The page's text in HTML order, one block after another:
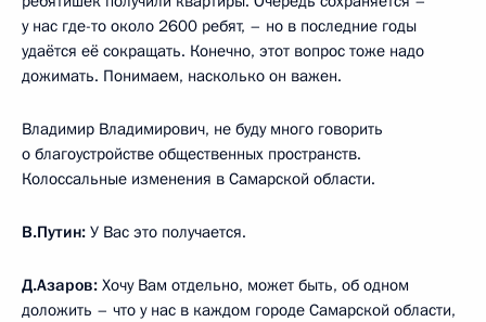
у нас где-то около 2600 ребят, – но в последние годы
удаётся её сокращать. Конечно, этот вопрос тоже надо
дожимать. Понимаем, насколько он важен.
Владимир Владимирович, не буду много говорить
о благоустройстве общественных пространств.
Колоссальные изменения в Самарской области.
В.Путин: У Вас это получается.
Д.Азаров: Хочу Вам отдельно, может быть, об одном
доложить – что у нас в каждом городе Самарской области,